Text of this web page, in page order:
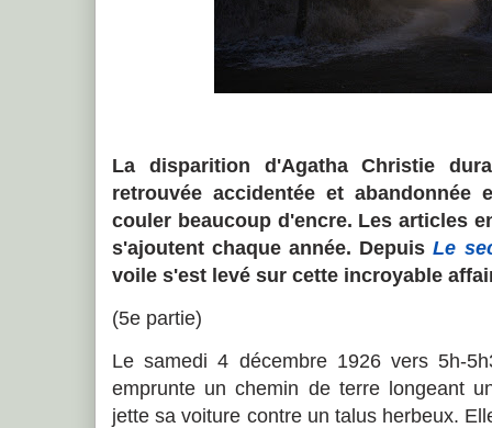
La disparition d'Agatha Christie
retrouvée accidentée et
couler beaucoup d'encre. Les articles
s'ajoutent chaque année. DepuisLe
voile s'est levé sur cette incroyable
(5e partie)
Le samedi 4 décembre 1926 vers 5h-
emprunte un chemin de terre longeant
jette sa voiture contre un talus herbeux.